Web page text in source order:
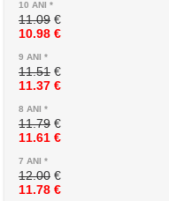
11.09 €
10.98 €
11.51 €
11.37 €
11.79 €
11.61 €
12.00 €
11.78 €